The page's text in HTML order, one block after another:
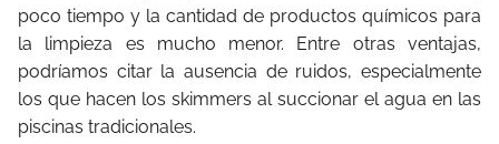
poco tiempo y la cantidad de productos químicos para
la limpieza es mucho menor. Entre otras ventajas,
podríamos citar la ausencia de ruidos, especialmente
los que hacen los skimmers al succionar el agua en las
piscinas tradicionales.